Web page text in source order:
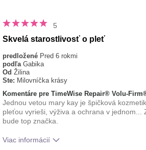
5
Skvelá starostlivosť o pleť
predložené Pred 6 rokmi
podľa Gabika
Od Žilina
Ste: Milovníčka krásy
Komentáre pre TimeWise Repair® Volu-
Jednou vetou mary kay je špičková
pleťou vyrieši, výživa a ochrana v jednom...
bude top značka.
Viac informácií